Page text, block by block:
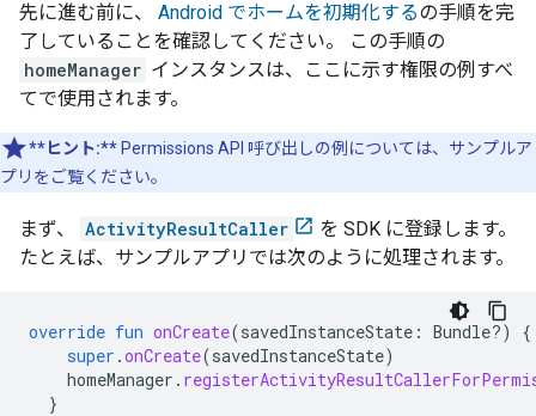
先に進む前に、 Android でホームを初期化するの手順を完
了していることを確認してください。 この手順の
homeManager インスタンスは、ここに示す権限の例すべ
てで使用されます。
**ヒント:** Permissions API 呼び出しの例については、サンプルア
プリをご覧ください。
まず、 ActivityResultCaller
を SDK に登録します。
たとえば、サンプルアプリでは次のように処理されます。
override fun onCreate(savedInstanceState : Bundle?)
{
super .onCreate(savedInstanceState)
homeManager .
}